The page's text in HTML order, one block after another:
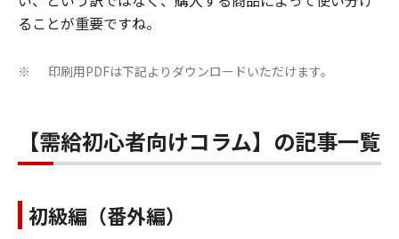
ることが重要ですね。
※ 印刷用PDFは下記よりダウンロードいただけます。
【需給初心者向けコラム】の記事一覧
初級編（番外編）